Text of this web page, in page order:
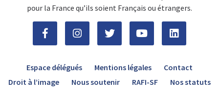
pour la France qu’ils soient Français ou étrangers.
Espace délégués Mentions légales
Contact
Droit à l’image
Nous soutenir RAFI-SF Nos statuts